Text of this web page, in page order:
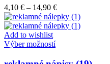
variantov.
Možnosti
si
môžete
vybrať
na
stránke
4,10 € – 14,90 €Price
range:
4,10 €
Add to wishlist
Výber možnostíTento
má